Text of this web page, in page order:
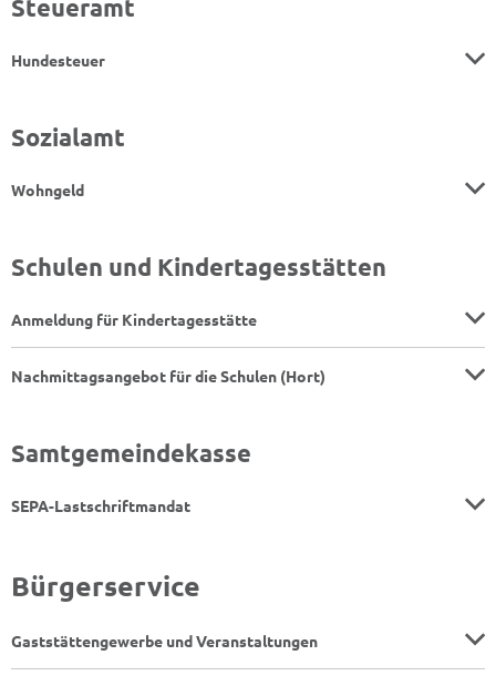
Steueramt
Hundesteuer
Sozialamt
Wohngeld
Schulen und Kindertagesstätten
Anmeldung für Kindertagesstätte
Nachmittagsangebot für die Schulen (Hort)
Samtgemeindekasse
SEPA-Lastschriftmandat
Bürgerservice
Gaststättengewerbe und Veranstaltungen